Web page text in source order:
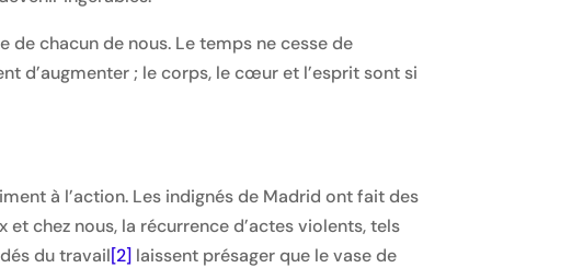
de chacun de nous. Le temps ne cesse de
d’augmenter ; le corps, le cœur et l’esprit sont si
à l’action. Les indignés de Madrid ont fait des
chez nous, la récurrence d’actes violents, tels
du travail[2] laissent présager que le vase de